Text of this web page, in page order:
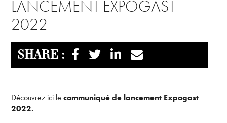
VISITER
PRESSE
CONTACT
PARTENAIRES
LANCEMENT EXPOGAST
2022
SHARE :
Découvrez ici lecommuniqué de lancement Expogast
2022.